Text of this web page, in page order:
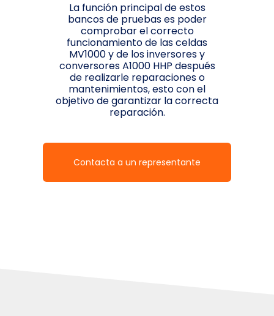
La función principal de estos
bancos de pruebas es poder
comprobar el correcto
funcionamiento de las celdas
MV1000 y de los inversores y
conversores A1000 HHP después
de realizarle reparaciones o
mantenimientos, esto con el
objetivo de garantizar la correcta
reparación.
Contacta a un representante